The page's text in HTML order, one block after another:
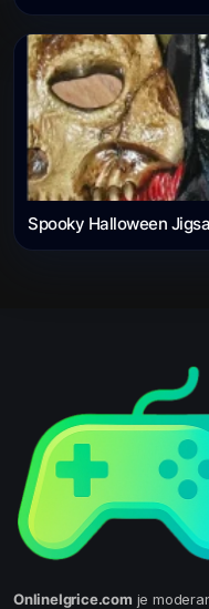
Spooky Halloween
OnlineIgrice.com je